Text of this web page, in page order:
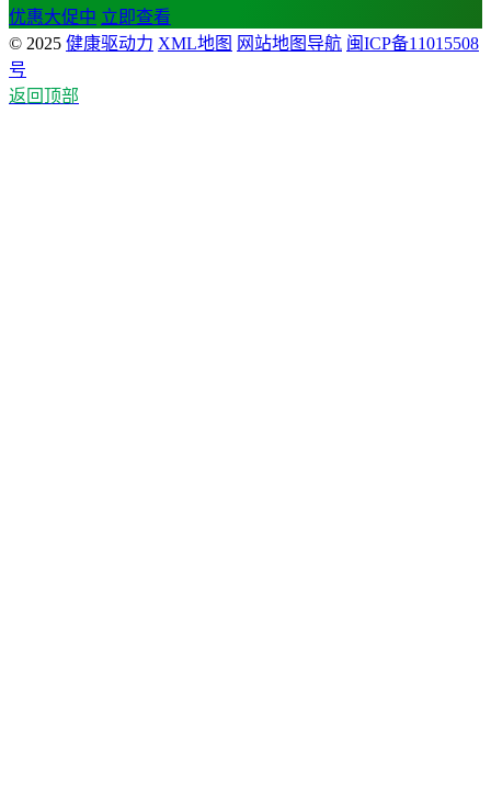
优惠大促中 立即查看
© 2025 健康驱动力 XML地图 网站地图导航 闽ICP备11015508
号
返回顶部